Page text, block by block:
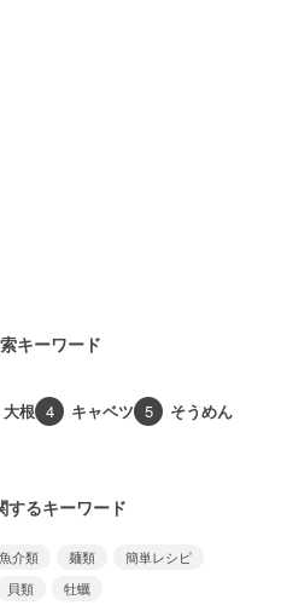
キーワード
大根 4 キャベツ 5 そうめん
するキーワード
魚介類 麺類
簡単レシピ
貝類 牡蠣